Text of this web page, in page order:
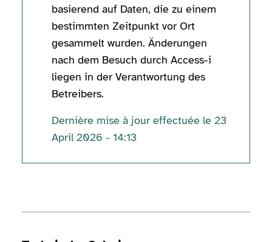
basierend auf Daten, die zu einem
bestimmten Zeitpunkt vor Ort
gesammelt wurden. Änderungen
nach dem Besuch durch Access-i
liegen in der Verantwortung des
Betreibers.
Dernière mise à jour effectuée le 23
April 2026 - 14:13